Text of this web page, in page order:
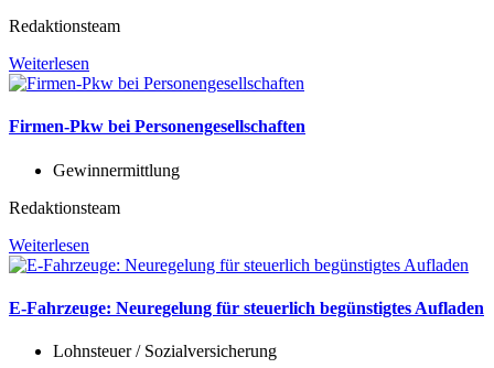
Redaktionsteam
Weiterlesen
Firmen-Pkw bei Personengesellschaften
Gewinnermittlung
Redaktionsteam
Weiterlesen
E-Fahrzeuge: Neuregelung für steuerlich begünstigtes Aufladen
Lohnsteuer / Sozialversicherung